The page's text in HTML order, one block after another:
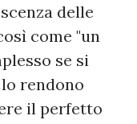
delle
come "un
se si
rendono
il perfetto